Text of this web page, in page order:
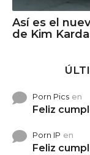
Así es el
de Kim
Porn Pics en
Feliz
Porn IP en
Feliz